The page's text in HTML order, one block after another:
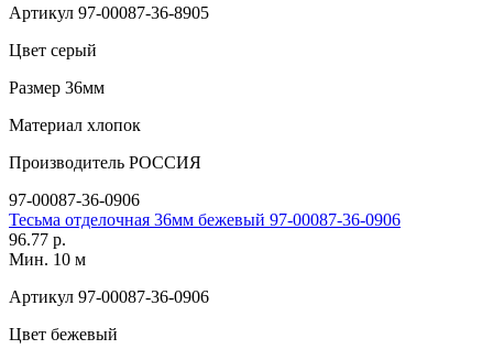
Артикул 97-00087-36-8905
Цвет серый
Размер 36мм
Материал хлопок
Производитель РОССИЯ
97-00087-36-0906
Тесьма отделочная 36мм бежевый 97-00087-36-0906
96.77 р.
Мин. 10 м
Артикул 97-00087-36-0906
Цвет бежевый